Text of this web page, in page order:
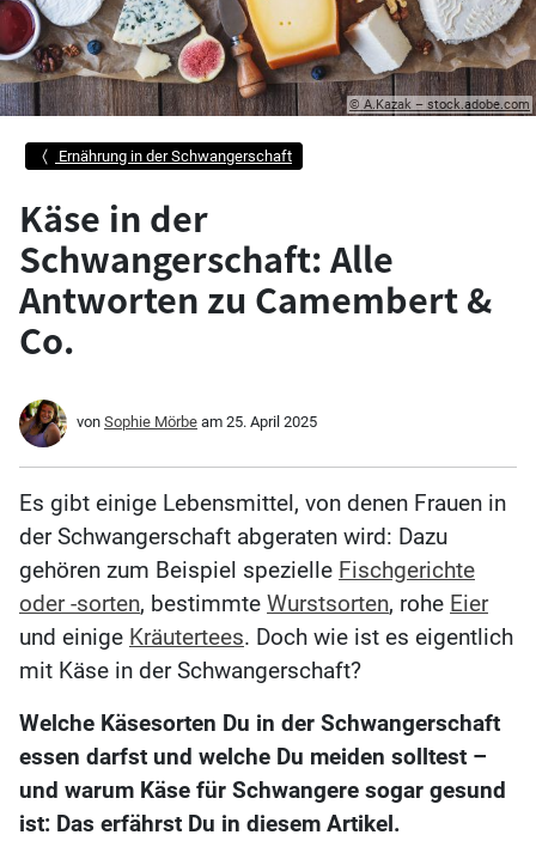
© A.Kazak – stock.adobe.com
Ernährung in der Schwangerschaft
Käse in der
Schwangerschaft: Alle
Antworten zu Camembert &
Co.
von Sophie Mörbe am 25. April 2025
Es gibt einige Lebensmittel, von denen Frauen in
der Schwangerschaft abgeraten wird: Dazu
gehören zum Beispiel spezielle Fischgerichte
oder -sorten, bestimmte Wurstsorten, rohe Eier
und einige Kräutertees. Doch wie ist es eigentlich
mit Käse in der Schwangerschaft?
Welche Käsesorten Du in der Schwangerschaft
essen darfst und welche Du meiden solltest –
und warum Käse für Schwangere sogar gesund
ist: Das erfährst Du in diesem Artikel.